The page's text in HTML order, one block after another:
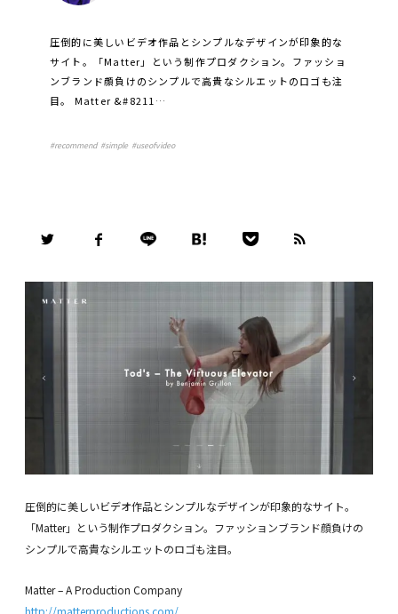
圧倒的に美しいビデオ作品とシンプルなデザインが印象的な
サイト。「Matter」という制作プロダクション。ファッショ
ンブランド顔負けのシンプルで高貴なシルエットのロゴも注
目。 Matter &#8211…
#recommend#simple #useofvideo
圧倒的に美しいビデオ作品とシンプルなデザインが印象的なサイト。
「Matter」という制作プロダクション。ファッションブランド顔負けの
シンプルで高貴なシルエットのロゴも注目。
Matter – A Production Company
http://matterproductions.com/